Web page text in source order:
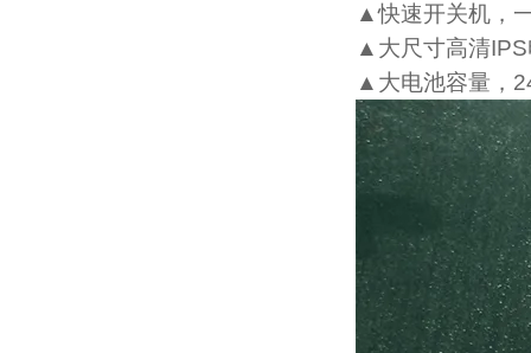
▲快速开关机，
▲大尺寸高清IPS
▲大电池容量，